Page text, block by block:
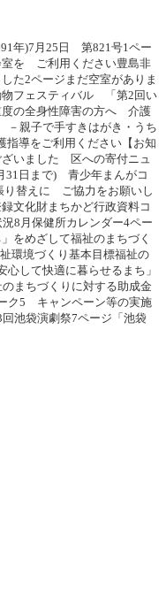
年)7月25日 第821号1ペー
を ご利用ください豊島非
た2ページまだ空室がありま
フェスティバル 「第2回い
度の全身性障害の方へ 介護
親子で手すきはがき・うち
導をご利用ください【お知
ざいました 区への寄付ニュ
31日まで) 青少年まんがコ
り替えに ご協力をお願いし
文化財まちかど行政資料コ
8月保健所カレンダー4ペー
をめざして福祉のまちづく
環境づくり基本目標福祉の
して快適に暮らせるまち」
まちづくりに対する助成金
ク5 キャンペーン等の実施
池袋演劇祭7ページ「池袋